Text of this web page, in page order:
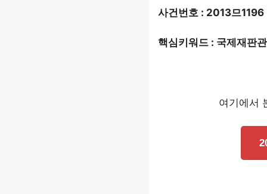
사건번호 : 2013므1196
핵심키워드 : 국제재판
여기에서